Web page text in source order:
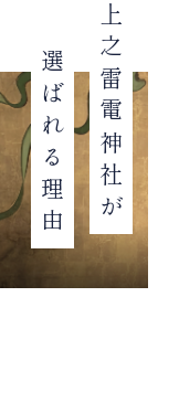
上之雷電神社が
選ばれる理由